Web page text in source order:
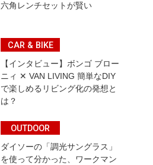
六角レンチセットが賢い
CAR & BIKE
【インタビュー】ボンゴ ブロー
ニィ ✕ VAN LIVING 簡単なDIY
で楽しめるリビング化の発想と
は？
OUTDOOR
ダイソーの「調光サングラス」
を使って分かった、ワークマン